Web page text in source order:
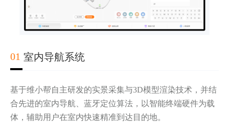
01 室内导航系统
基于维小帮自主研发的实景采集与3D模型渲染技术，并结
合先进的室内导航、蓝牙定位算法，以智能终端硬件为载
体，辅助用户在室内快速精准到达目的地。
02
03
04